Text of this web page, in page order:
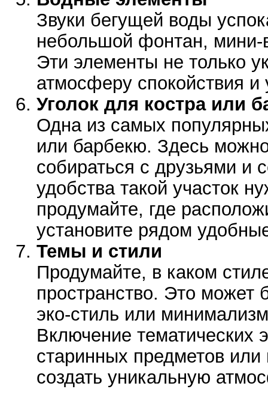
Звуки бегущей воды
небольшой фонтан, мини-
Эти элементы не только
атмосферу спокойствия и
Уголок для костра или
Одна из самых
или барбекю. Здесь
собираться с друзьями и
удобства такой участок
продумайте, где
установите рядом
Темы и стили
Продумайте, в каком
пространство. Это может
эко-стиль или
Включение тематических
старинных предметов
создать уникальную